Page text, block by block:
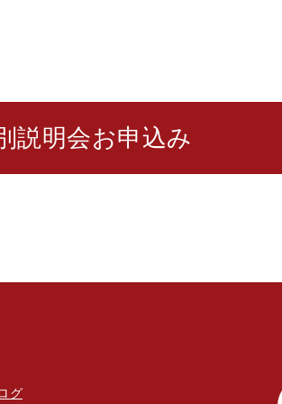
説明会お申込み
グ